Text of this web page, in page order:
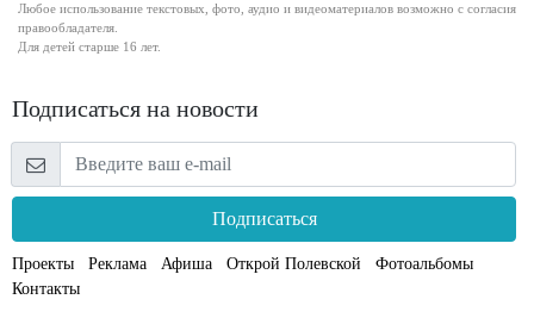
Любое использование текстовых, фото, аудио и видеоматериалов возможно с согласия
правообладателя.
Для детей старше 16 лет.
Подписаться на новости
Подписаться
Проекты Реклама Афиша Открой Полевской
Фотоальбомы
Контакты